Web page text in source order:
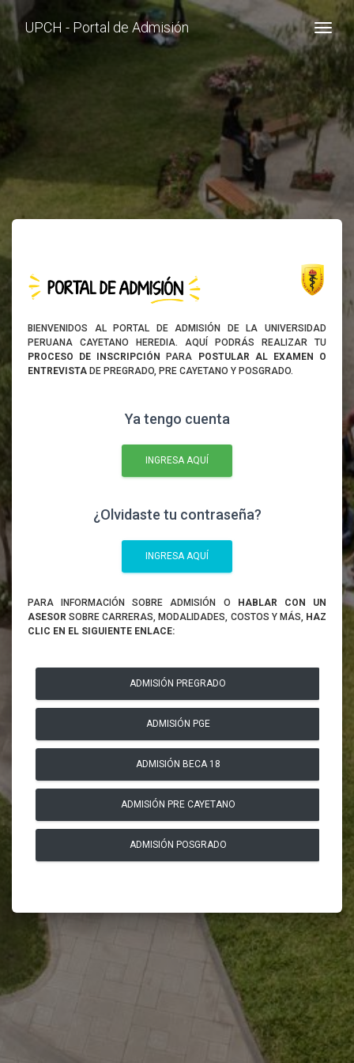
UPCH - Portal de Admisión
BIENVENIDOS AL PORTAL DE ADMISIÓN DE LA UNIVERSIDAD
PERUANA CAYETANO HEREDIA. AQUÍ PODRÁS REALIZAR TU
PROCESO DE INSCRIPCIÓN PARA
POSTULAR AL EXAMEN O
ENTREVISTA DE PREGRADO, PRE CAYETANO Y POSGRADO.
Ya tengo cuenta
INGRESA AQUÍ
¿Olvidaste tu contraseña?
INGRESA AQUÍ
PARA INFORMACIÓN SOBRE ADMISIÓN O HABLAR CON UN
ASESOR SOBRE CARRERAS, MODALIDADES, COSTOS Y MÁS, HAZ
CLIC EN EL SIGUIENTE ENLACE:
ADMISIÓN PREGRADO
ADMISIÓN PGE
ADMISIÓN BECA 18
ADMISIÓN PRE CAYETANO
ADMISIÓN POSGRADO